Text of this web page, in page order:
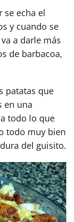
se echa el
y cuando se
a darle más
de barbacoa,
patatas que
en una
todo lo que
todo muy bien
del guisito.